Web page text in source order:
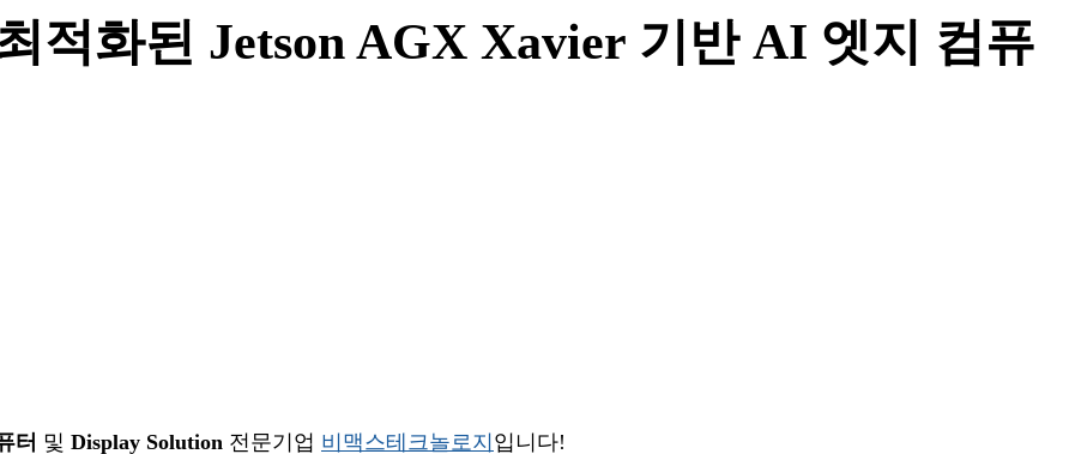
적화된 Jetson AGX Xavier 기반 AI 엣지 컴퓨
터 및 Display Solution 전문기업 비맥스테크놀로지 입니다!